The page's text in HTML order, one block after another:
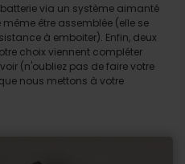
via un système aimanté
être assemblée (elle se
à emboiter). Enfin, deux
choix viennent compléter
(n'oubliez pas de faire votre
nous mettons à votre